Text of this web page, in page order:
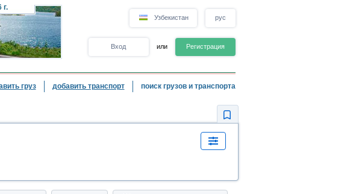
г.
Узбекистан рус
Вход или Регистрация
груз добавить транспорт поиск грузов и транспорта